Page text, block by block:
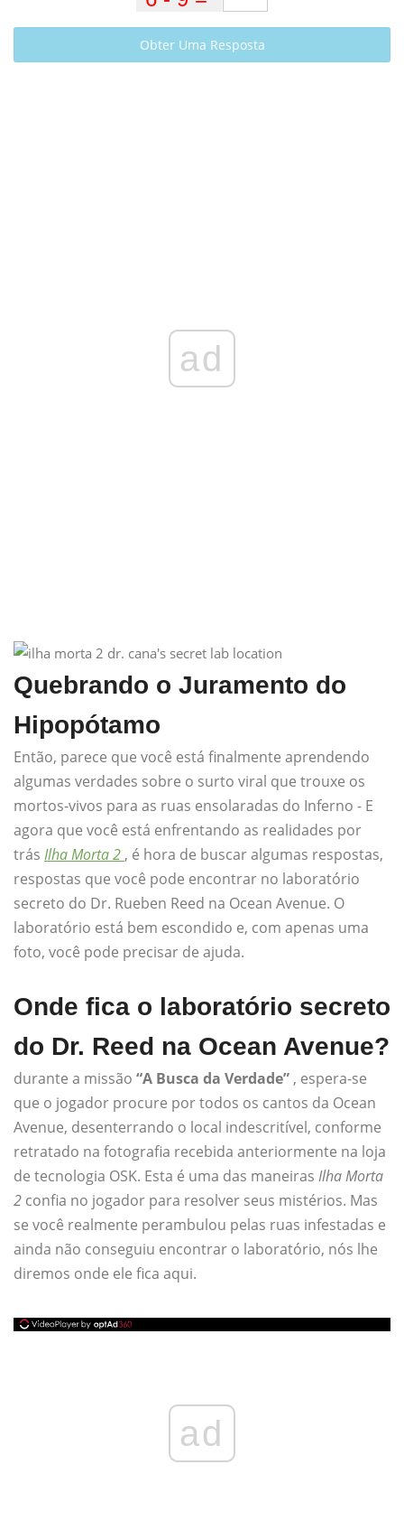
Obter Uma Resposta
ad
Quebrando o Juramento do
Hipopótamo
Então, parece que você está finalmente aprendendo
algumas verdades sobre o surto viral que trouxe os
mortos-vivos para as ruas ensolaradas do Inferno - E
agora que você está enfrentando as realidades por
trás Ilha Morta 2 , é hora de buscar algumas respostas,
respostas que você pode encontrar no laboratório
secreto do Dr. Rueben Reed na Ocean Avenue. O
laboratório está bem escondido e, com apenas uma
foto, você pode precisar de ajuda.
Onde fica o laboratório secreto
do Dr. Reed na Ocean Avenue?
durante a missão “A Busca da Verdade” , espera-se
que o jogador procure por todos os cantos da Ocean
Avenue, desenterrando o local indescritível, conforme
retratado na fotografia recebida anteriormente na loja
de tecnologia OSK. Esta é uma das maneiras Ilha Morta
2 confia no jogador para resolver seus mistérios. Mas
se você realmente perambulou pelas ruas infestadas e
ainda não conseguiu encontrar o laboratório, nós lhe
diremos onde ele fica aqui.
ad